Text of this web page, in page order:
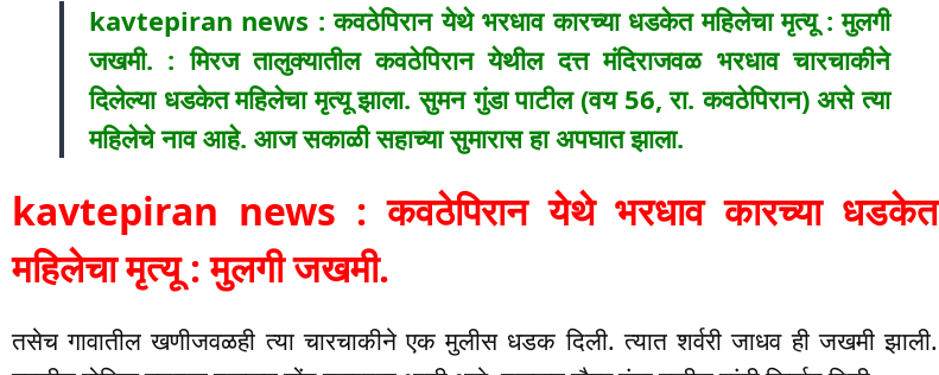
kavtepiran news : कवठेपिरान येथे भरधाव कारच्या धडकेत महिलेचा मृत्यू : मुलगी
जखमी. : मिरज तालुक्यातील कवठेपिरान येथील दत्त मंदिराजवळ भरधाव चारचाकीने
दिलेल्या धडकेत महिलेचा मृत्यू झाला. सुमन गुंडा पाटील (वय 56, रा. कवठेपिरान) असे त्या
महिलेचे नाव आहे. आज सकाळी सहाच्या सुमारास हा अपघात झाला.
kavtepiran news : कवठेपिरान येथे भरधाव कारच्या धडकेत
महिलेचा मृत्यू : मुलगी जखमी.
तसेच गावातील खणीजवळही त्या चारचाकीने एक मुलीस धडक दिली. त्यात शर्वरी जाधव ही जखमी झाली.